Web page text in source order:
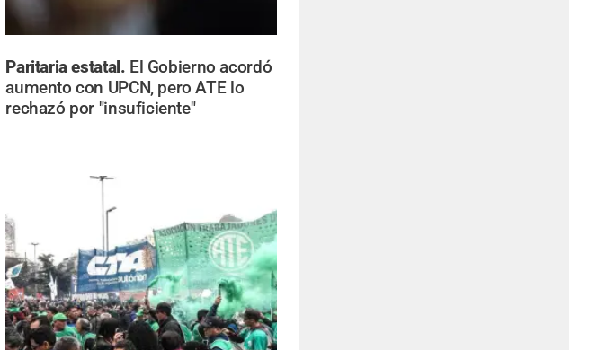
Paritaria estatal. El Gobierno acordó
aumento con UPCN, pero ATE lo
rechazó por "insuficiente"